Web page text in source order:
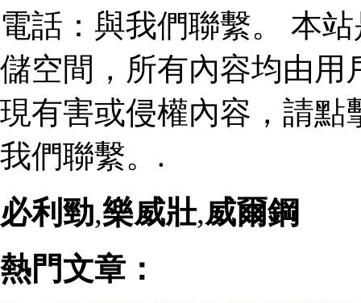
電話：與我們聯繫。 本
儲空間，所有內容均由用
現有害或侵權內容，請點
我們聯繫。.
必利勁,樂威壯,威爾鋼
熱門文章：